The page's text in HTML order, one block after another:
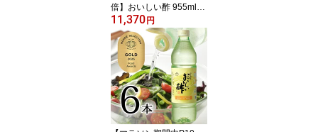
倍】おいしい酢 955ml×1
2本 レシピブック 1冊 プ
レゼントギフト用 酢 お
酢 世代を超えて愛され
る、 ロングセラー のお
酢 飲む酢 飲むお酢 美味
しい酢 調味料 みかん果
実酢 ギフト ギフトセッ
ト 内祝い お歳暮
11,370 円